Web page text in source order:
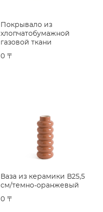
Покрывало из
хлопчатобумажной
газовой ткани
0 〒
Ваза из керамики В25,5
см/темно-оранжевый
0 〒